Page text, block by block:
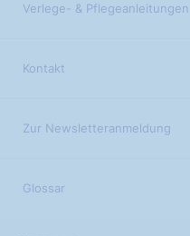
Verlege- & Pflegeanleitungen
Kontakt
Zur Newsletteranmeldung
Glossar